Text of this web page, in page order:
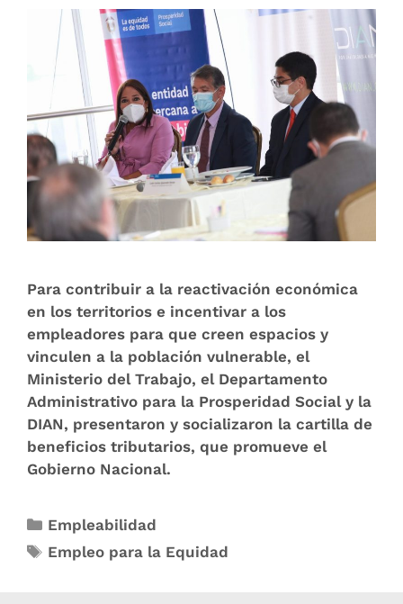
Para contribuir a la reactivación económica
en los territorios e incentivar a los
empleadores para que creen espacios y
vinculen a la población vulnerable, el
Ministerio del Trabajo, el Departamento
Administrativo para la Prosperidad Social y la
DIAN, presentaron y socializaron la cartilla de
beneficios tributarios, que promueve el
Gobierno Nacional.
Empleabilidad
Empleo para la Equidad